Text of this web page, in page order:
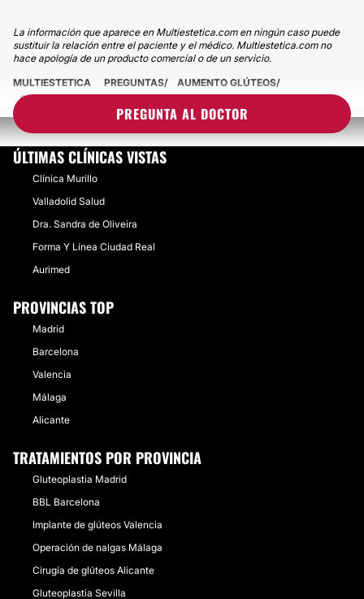
La información que aparece en Multiestetica.com en ningún caso puede
sustituir la relación entre el paciente y el médico. Multiestetica.com no
hace apología de un producto comercial o de un servicio.
PREGUNTA AL DOCTOR
MULTIESTETICA PREGUNTAS
AUMENTO GLÚTEOS
CALOR DESPUES DE LANLUMA 1 Y MEDIO
ÚLTIMAS CLÍNICAS VISTAS
Clínica Murillo
Valladolid Salud
Dra. Sandra de Oliveira
Forma Y Línea Ciudad Real
Aurimed
PROVINCIAS TOP
Madrid
Barcelona
Valencia
Málaga
Alicante
TRATAMIENTOS POR PROVINCIA
Gluteoplastia Madrid
BBL Barcelona
Implante de glúteos Valencia
Operación de nalgas Málaga
Cirugía de glúteos Alicante
Gluteoplastia Sevilla